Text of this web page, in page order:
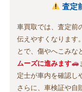
査定
車買取では、査定前
伝えやすくなります
とで、傷やへこみな
ムーズに進みます
定士が車内を確認し
さらに、車検証や自